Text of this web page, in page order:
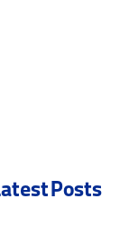
Posts